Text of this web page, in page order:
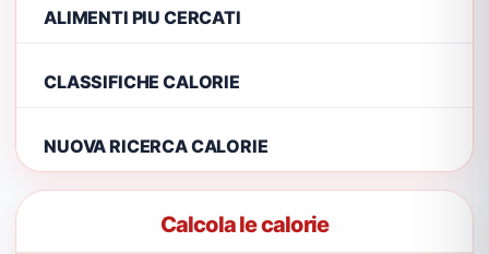
ALIMENTI PIU CERCATI
CLASSIFICHE CALORIE
NUOVA RICERCA CALORIE
Calcola le calorie